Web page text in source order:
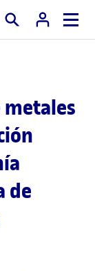
Buscar
de